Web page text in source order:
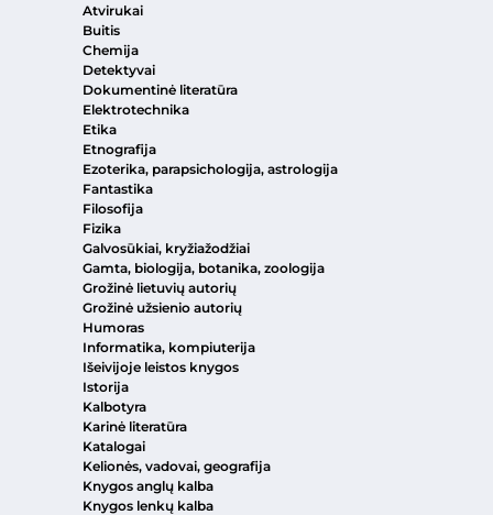
Atvirukai
Buitis
Chemija
Detektyvai
Dokumentinė literatūra
Elektrotechnika
Etika
Etnografija
Ezoterika, parapsichologija, astrologija
Fantastika
Filosofija
Fizika
Galvosūkiai, kryžiažodžiai
Gamta, biologija, botanika, zoologija
Grožinė lietuvių autorių
Grožinė užsienio autorių
Humoras
Informatika, kompiuterija
Išeivijoje leistos knygos
Istorija
Kalbotyra
Karinė literatūra
Katalogai
Kelionės, vadovai, geografija
Knygos anglų kalba
Knygos lenkų kalba